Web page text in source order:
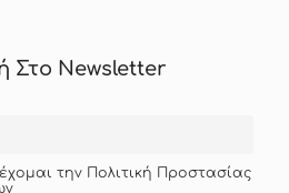
Στο Newsletter
την Πολιτική Προστασίας